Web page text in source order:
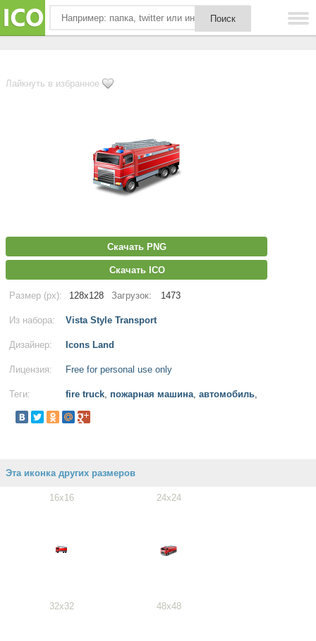
Лайкнуть в избранное
Скачать PNG
Скачать ICO
Размер (px): 128x128 Загрузок: 1473
Из набора: Vista Style Transport
Дизайнер: Icons Land
Лицензия: Free for personal use only
Теги: fire truck, пожарная машина, автомобиль,
Эта иконка других размеров
16x16 24x24
32x32 48x48